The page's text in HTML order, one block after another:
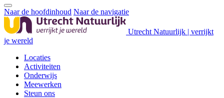
Naar de hoofdinhoud Naar de navigatie
Utrecht Natuurlijk | verrijkt
je wereld
Locaties
Activiteiten
Onderwijs
Meewerken
Steun ons